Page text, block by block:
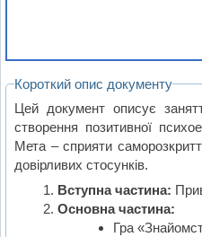
Короткий опис документу
Цей документ описує
створення позитивної
Мета – сприяти
довірливих стосунків.
Вступна частина:
Основна частина:
Гра